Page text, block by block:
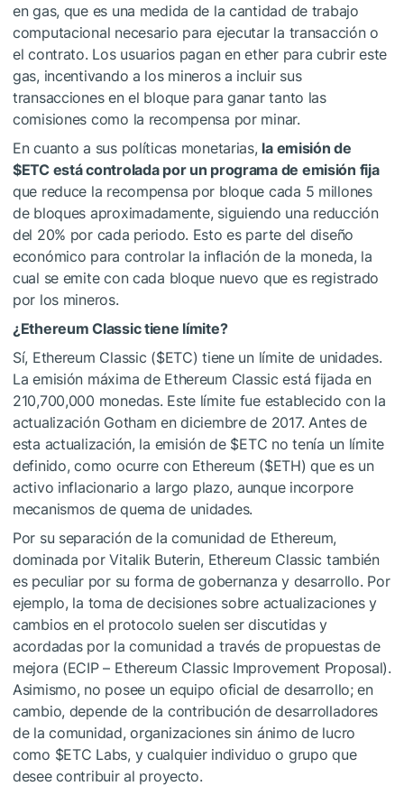
en gas, que es una medida de la cantidad de trabajo
computacional necesario para ejecutar la transacción o
el contrato. Los usuarios pagan en ether para cubrir este
gas, incentivando a los mineros a incluir sus
transacciones en el bloque para ganar tanto las
comisiones como la recompensa por minar.
En cuanto a sus políticas monetarias, la emisión de
$ETCestá controlada por un programa de emisión fija
que reduce la recompensa por bloque cada 5 millones
de bloques aproximadamente, siguiendo una reducción
del 20% por cada periodo. Esto es parte del diseño
económico para controlar la inflación de la moneda, la
cual se emite con cada bloque nuevo que es registrado
por los mineros.
¿Ethereum Classic tiene límite?
Sí, Ethereum Classic ($ETC) tiene un límite de unidades.
La emisión máxima de Ethereum Classic está fijada en
210,700,000 monedas. Este límite fue establecido con la
actualización Gotham en diciembre de 2017. Antes de
esta actualización, la emisión de $ETC no tenía un límite
definido, como ocurre con Ethereum ($ETH) que es un
activo inflacionario a largo plazo, aunque incorpore
mecanismos de quema de unidades.
Por su separación de la comunidad de Ethereum,
dominada por Vitalik Buterin, Ethereum Classic también
es peculiar por su forma de gobernanza y desarrollo. Por
ejemplo, la toma de decisiones sobre actualizaciones y
cambios en el protocolo suelen ser discutidas y
acordadas por la comunidad a través de propuestas de
mejora (ECIP – Ethereum Classic Improvement Proposal).
Asimismo, no posee un equipo oficial de desarrollo; en
cambio, depende de la contribución de desarrolladores
de la comunidad, organizaciones sin ánimo de lucro
como $ETC Labs, y cualquier individuo o grupo que
desee contribuir al proyecto.